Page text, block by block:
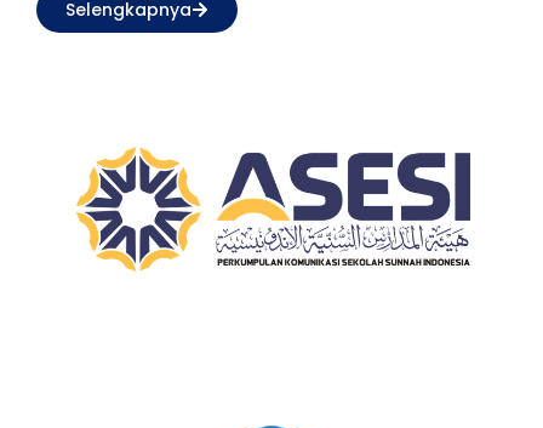
Selengkapnya